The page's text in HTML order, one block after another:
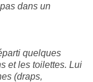
dans un
quelques
et les toilettes. Lui
(draps,